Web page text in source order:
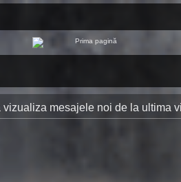
mesajele noi de la ultima